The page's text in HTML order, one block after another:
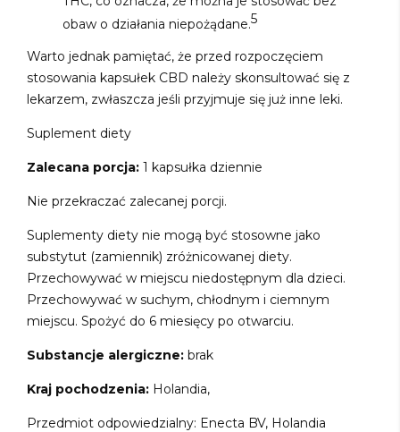
obaw o działania niepożądane.5
Warto jednak pamiętać, że przed rozpoczęciem
stosowania kapsułek CBD należy skonsultować się z
lekarzem, zwłaszcza jeśli przyjmuje się już inne leki.
Suplement diety
Zalecana porcja: 1 kapsułka dziennie
Nie przekraczać zalecanej porcji.
Suplementy diety nie mogą być stosowne jako
substytut (zamiennik) zróżnicowanej diety.
Przechowywać w miejscu niedostępnym dla dzieci.
Przechowywać w suchym, chłodnym i ciemnym
miejscu. Spożyć do 6 miesięcy po otwarciu.
Substancje alergiczne: brak
Kraj pochodzenia: Holandia,
Przedmiot odpowiedzialny: Enecta BV, Holandia